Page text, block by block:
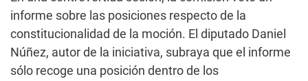
informe sobre las posiciones respecto de la
constitucionalidad de la moción. El diputado Daniel
Núñez, autor de la iniciativa, subraya que el informe
sólo recoge una posición dentro de los